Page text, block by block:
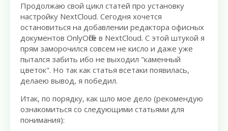
Продолжаю свой цикл статей про установку
настройку NextCloud. Сегодня хочется
остановиться на добавлении редактора офисных
документов OnlyOffice в NextCloud. С этой штукой я
прям заморочился совсем не кисло и даже уже
пытался забить ибо не выходил "каменный
цветок". Но так как статья всетаки появилась,
делаею вывод, я победил.
Итак, по порядку, как шло мое дело (рекомендую
ознакомиться со следующими статьями для
понимания):